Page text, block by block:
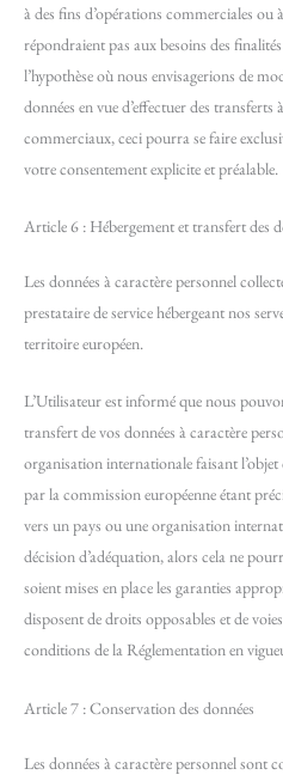
à des fins d’opérations commerciales ou
répondraient pas aux besoins des
l’hypothèse où nous envisagerions de
données en vue d’effectuer des
commerciaux, ceci pourra se faire
votre consentement explicite et préalable.
Article 6 : Hébergement et transfert des
Les données à caractère personnel
prestataire de service hébergeant nos
territoire européen.
L’Utilisateur est informé que nous
transfert de vos données à caractère
organisation internationale faisant l’objet
par la commission européenne étant
vers un pays ou une organisation
décision d’adéquation, alors cela ne
soient mises en place les garanties
disposent de droits opposables et de
conditions de la Réglementation en
Article 7 : Conservation des données
Les données à caractère personnel sont